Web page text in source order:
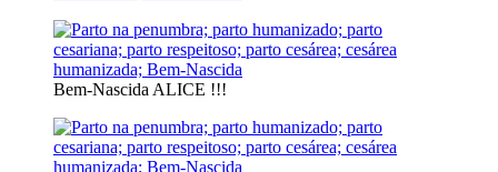
Bem-Nascida ALICE !!!